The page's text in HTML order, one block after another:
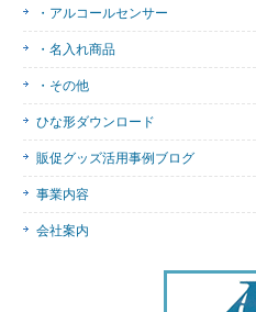
・アルコールセンサー
・名入れ商品
・その他
ひな形ダウンロード
販促グッズ活用事例ブログ
事業内容
会社案内